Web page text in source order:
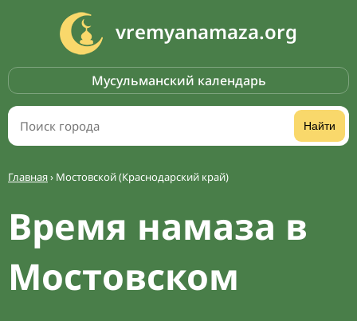
vremyanamaza.org
Мусульманский календарь
Найти
Главная› Мостовской (Краснодарский край)
Время намаза в
Мостовском